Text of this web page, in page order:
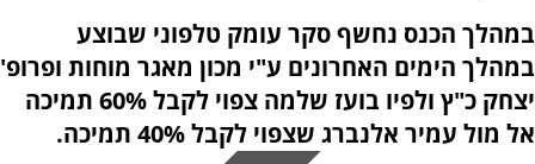
במהלך הכנס נחשף סקר עומק טלפוני שבוצע
במהלך הימים האחרונים ע"י מכון מאגר מוחות ופרופ'
יצחק כ"ץ ולפיו בועז שלמה צפוי לקבל 60% תמיכה
אל מול עמיר אלנברג שצפוי לקבל 40% תמיכה.